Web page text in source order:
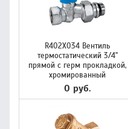
R402X034 Вентиль
термостатический 3/4"
прямой с герм прокладкой,
хромированный
0 руб.